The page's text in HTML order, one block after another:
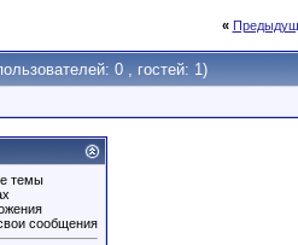
«
0 , гостей: 1)
темы
сообщения